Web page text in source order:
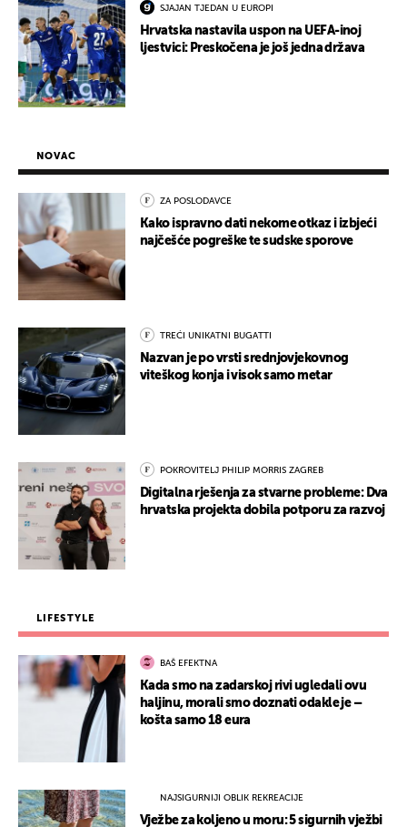
SJAJAN TJEDAN U EUROPI
Hrvatska nastavila uspon na UEFA-inoj
ljestvici: Preskočena je još jedna država
NOVAC
ZA POSLODAVCE
Kako ispravno dati nekome otkaz i izbjeći
najčešće pogreške te sudske sporove
TREĆI UNIKATNI BUGATTI
Nazvan je po vrsti srednjovjekovnog
viteškog konja i visok samo metar
POKROVITELJ PHILIP MORRIS ZAGREB
Digitalna rješenja za stvarne probleme: Dva
hrvatska projekta dobila potporu za razvoj
LIFESTYLE
BAŠ EFEKTNA
Kada smo na zadarskoj rivi ugledali ovu
haljinu, morali smo doznati odakle je –
košta samo 18 eura
NAJSIGURNIJI OBLIK REKREACIJE
Vježbe za koljeno u moru: 5 sigurnih vježbi